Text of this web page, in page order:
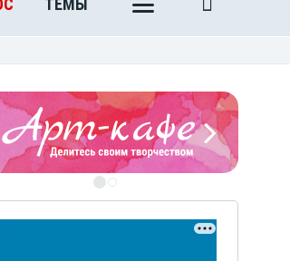
ТЕМЫ
ЭТО БЫЛО В
Книга памяти воронежских
воинов-интернационалистов